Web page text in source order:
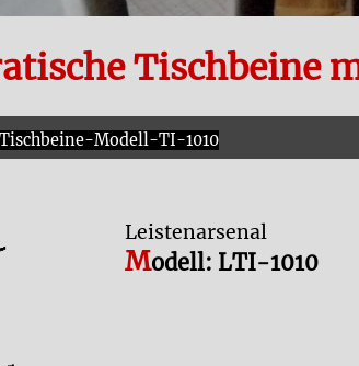
Tischbeine
Tischbeine-Modell-TI-1010
Leistenarsenal
Modell: LTI-1010